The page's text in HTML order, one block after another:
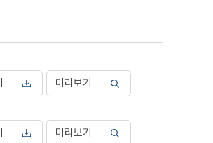
미리보기
미리보기